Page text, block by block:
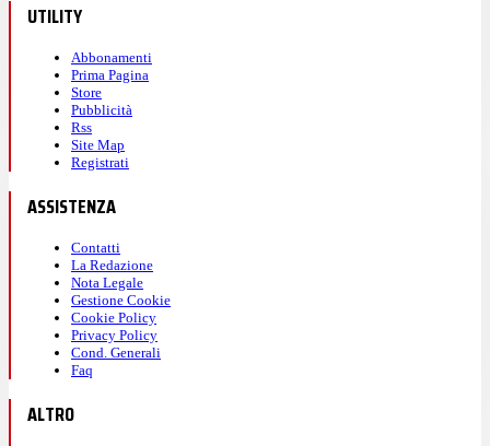
UTILITY
Abbonamenti
Prima Pagina
Store
Pubblicità
Rss
Site Map
Registrati
ASSISTENZA
Contatti
La Redazione
Nota Legale
Gestione Cookie
Cookie Policy
Privacy Policy
Cond. Generali
Faq
ALTRO